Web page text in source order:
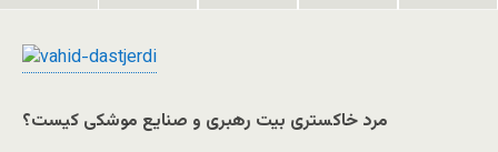
مرد خاکستری بیت رهبری و صنایع موشکی کیست؟